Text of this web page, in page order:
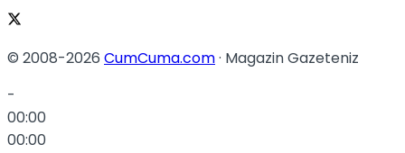
© 2008-2026 CumCuma.com· Magazin Gazeteniz
-
00:00
00:00